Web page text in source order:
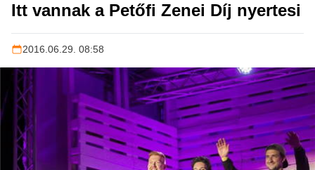
Itt vannak a Petőfi Zenei Díj nyertesi
2016.06.29. 08:58